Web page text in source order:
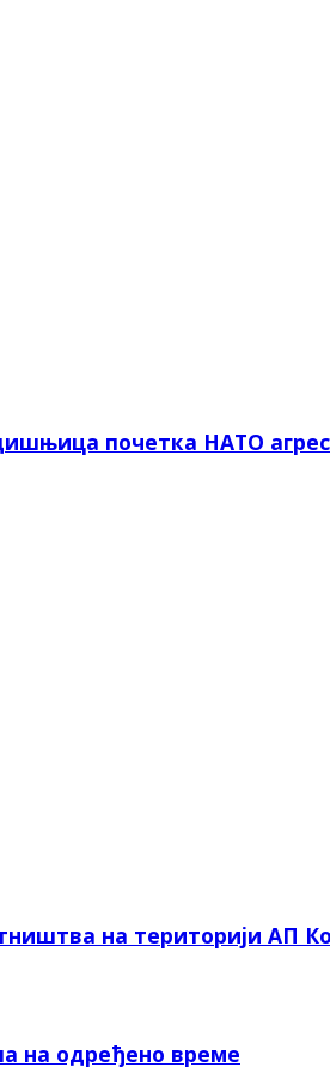
почетка НАТО
на територији АП
на одређено време